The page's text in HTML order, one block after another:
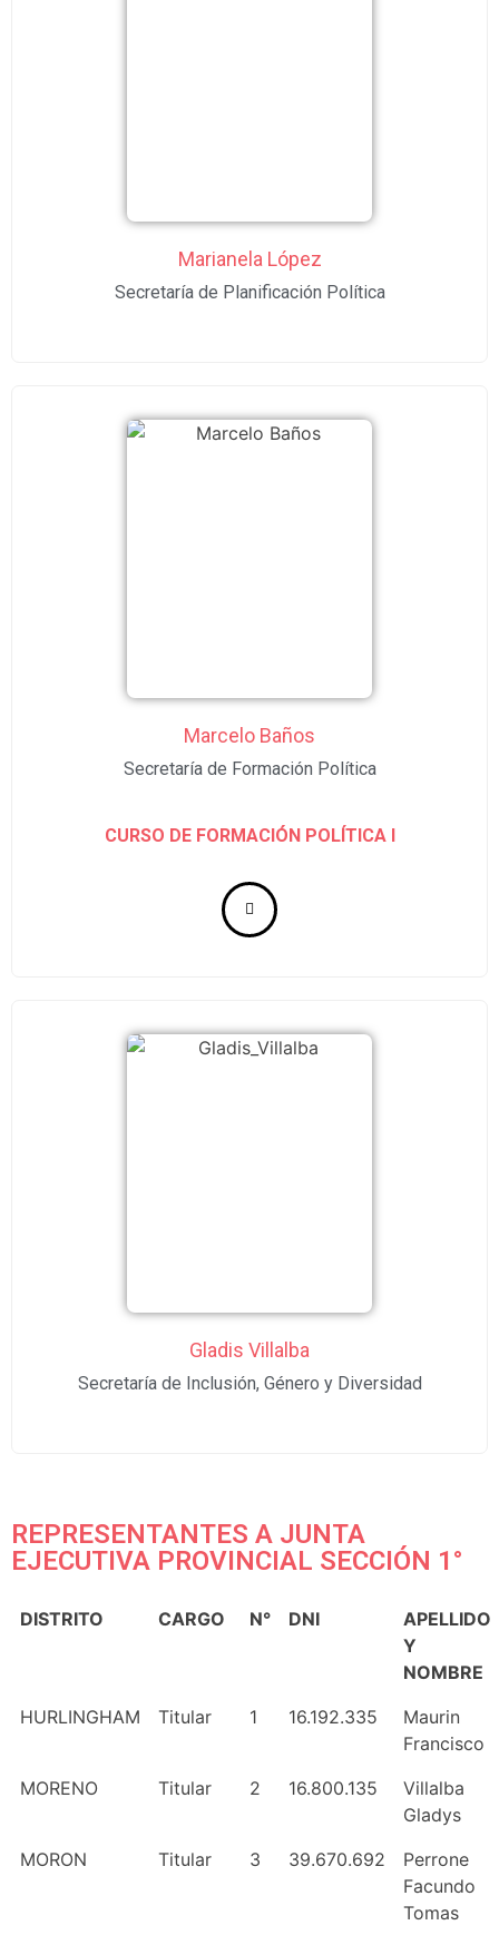
Marianela López
Secretaría de Planificación Política
Marcelo Baños
Secretaría de Formación Política
CURSO DE FORMACIÓN POLÍTICA I
Gladis Villalba
Secretaría de Inclusión, Género y Diversidad
REPRESENTANTES A JUNTA
EJECUTIVA PROVINCIAL SECCIÓN 1°
DISTRITO CARGO N° DNI
APELLIDO
Y
NOMBRE
HURLINGHAM
Titular 1 16.192.335
Maurin
Francisco
MORENO
Titular 2 16.800.135
Villalba
Gladys
MORON
Titular 3 39.670.692
Perrone
Facundo
Tomas